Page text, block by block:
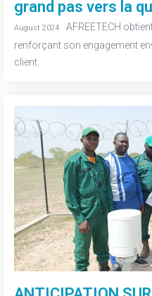
grand pas vers la
August 2024
AFREETECH
renforçant son engagement
client.